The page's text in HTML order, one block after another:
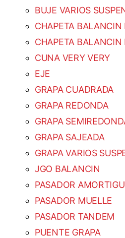
BUJE VARIOS
CHAPETA
CHAPETA BALANCIN
CUNA VERY VERY
EJE
GRAPA CUADRADA
GRAPA REDONDA
GRAPA
GRAPA SAJEADA
GRAPA VARIOS
JGO BALANCIN
PASADOR
PASADOR MUELLE
PASADOR TANDEM
PUENTE GRAPA